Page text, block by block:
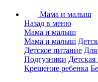
Мама и малыш
Назад в меню
Мама и малыш
Мама и малыш
Детское питание
Подгузники Детская
Крещение ребенка